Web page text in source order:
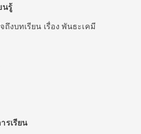
นรู้
ถึงบทเรียน เรื่อง พันธะเคมี
รเรียน